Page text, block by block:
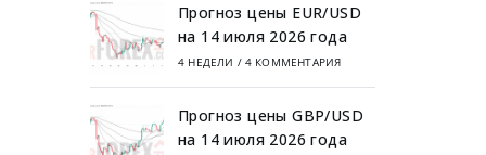
Прогноз цены EUR/USD
на 14 июля 2026 года
4 НЕДЕЛИ / 4 КОММЕНТАРИЯ
Прогноз цены GBP/USD
на 14 июля 2026 года